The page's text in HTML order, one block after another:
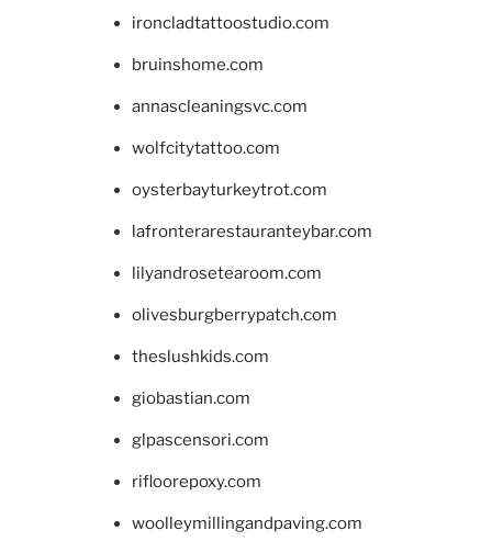
ironcladtattoostudio.com
bruinshome.com
annascleaningsvc.com
wolfcitytattoo.com
oysterbayturkeytrot.com
lafronterarestauranteybar.com
lilyandrosetearoom.com
olivesburgberrypatch.com
theslushkids.com
giobastian.com
glpascensori.com
rifloorepoxy.com
woolleymillingandpaving.com